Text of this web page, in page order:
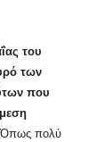
του
των
που
Όπως πολύ